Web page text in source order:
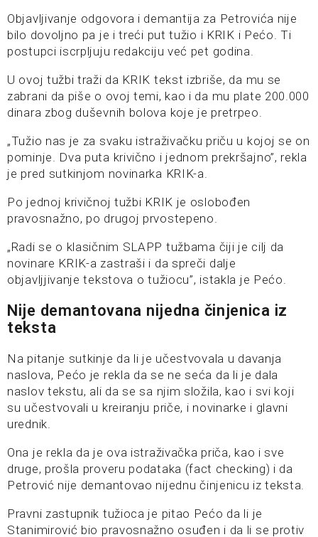
Objavljivanje odgovora i demantija za Petrovića nije
bilo dovoljno pa je i treći put tužio i KRIK i Pećo. Ti
postupci iscrpljuju redakciju već pet godina.
U ovoj tužbi traži da KRIK tekst izbriše, da mu se
zabrani da piše o ovoj temi, kao i da mu plate 200.000
dinara zbog duševnih bolova koje je pretrpeo.
„Tužio nas je za svaku istraživačku priču u kojoj se on
pominje. Dva puta krivično i jednom prekršajno”, rekla
je pred sutkinjom novinarka KRIK-a.
Po jednoj krivičnoj tužbi KRIK je oslobođen
pravosnažno, po drugoj prvostepeno.
„Radi se o klasičnim SLAPP tužbama čiji je cilj da
novinare KRIK-a zastraši i da spreči dalje
objavljjivanje tekstova o tužiocu”, istakla je Pećo.
Nije demantovana nijedna činjenica iz
teksta
Na pitanje sutkinje da li je učestvovala u davanja
naslova, Pećo je rekla da se ne seća da li je dala
naslov tekstu, ali da se sa njim složila, kao i svi koji
su učestvovali u kreiranju priče, i novinarke i glavni
urednik.
Ona je rekla da je ova istraživačka priča, kao i sve
druge, prošla proveru podataka (fact checking) i da
Petrović nije demantovao nijednu činjenicu iz teksta.
Pravni zastupnik tužioca je pitao Pećo da li je
Stanimirović bio pravosnažno osuđen i da li se protiv